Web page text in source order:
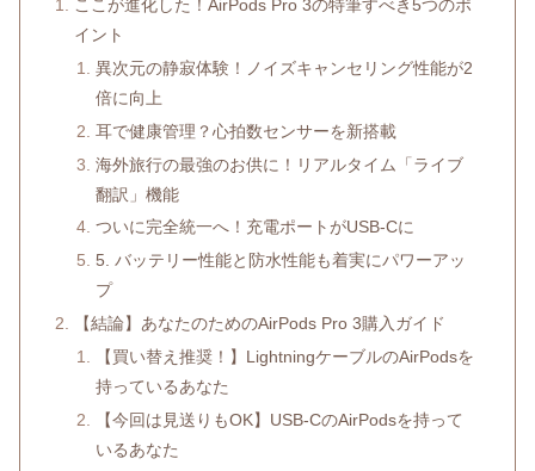
ここが進化した！AirPods Pro 3の特筆すべき5つのポ
イント
異次元の静寂体験！ノイズキャンセリング性能が2
倍に向上
耳で健康管理？心拍数センサーを新搭載
海外旅行の最強のお供に！リアルタイム「ライブ
翻訳」機能
ついに完全統一へ！充電ポートがUSB-Cに
5. バッテリー性能と防水性能も着実にパワーアッ
プ
【結論】あなたのためのAirPods Pro 3購入ガイド
【買い替え推奨！】LightningケーブルのAirPodsを
持っているあなた
【今回は見送りもOK】USB-CのAirPodsを持って
いるあなた